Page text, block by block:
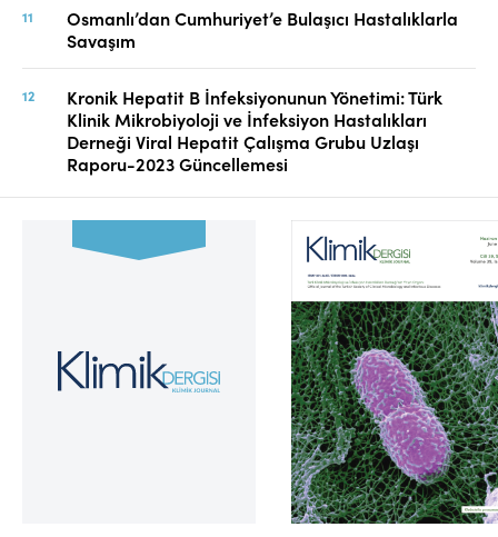
Osmanlı’dan Cumhuriyet’e Bulaşıcı Hastalıklarla
Savaşım
Kronik Hepatit B İnfeksiyonunun Yönetimi: Türk
Klinik Mikrobiyoloji ve İnfeksiyon Hastalıkları
Derneği Viral Hepatit Çalışma Grubu Uzlaşı
Raporu-2023 Güncellemesi
Cilt 39, Sayı 2